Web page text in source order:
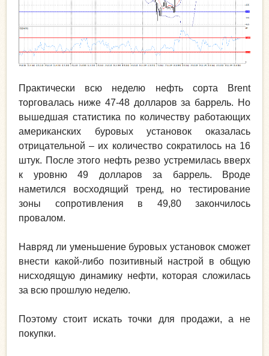
Практически всю неделю нефть сорта Brent
торговалась ниже 47-48 долларов за баррель. Но
вышедшая статистика по количеству работающих
американских буровых установок оказалась
отрицательной – их количество сократилось на 16
штук. После этого нефть резво устремилась вверх
к уровню 49 долларов за баррель. Вроде
наметился восходящий тренд, но тестирование
зоны сопротивления в 49,80 закончилось
провалом.
Навряд ли уменьшение буровых установок сможет
внести какой-либо позитивный настрой в общую
нисходящую динамику нефти, которая сложилась
за всю прошлую неделю.
Поэтому стоит искать точки для продажи, а не
покупки.